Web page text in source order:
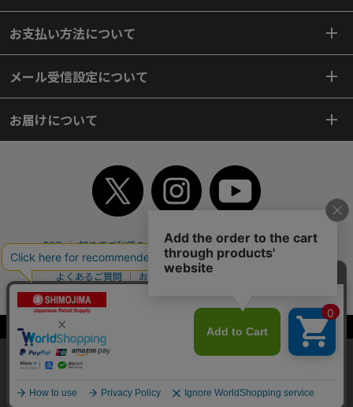
当サイトはクッキー（Cookie）を使用しています。Cookieの使用に同意いた
だける場合は「OK」をクリックしてください。
OK
お支払い方法について
メール受信設定について
お届けについて
TOP 初めてご利用のお客様へ ご利用案内
ご利用規約
個人情報保護方針
特定商取引法
会社案内
よくあるご質問
お問い合わせ
ピンポイントサーチ
サイトマップ
Copyright© 2018 SHIMOJIMA Co.,Ltd. All Rights Reserved.